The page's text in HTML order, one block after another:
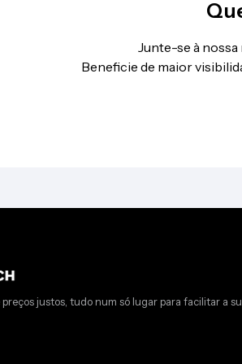
Junte-se à
Beneficie de maior
justos, tudo num só lugar para facilitar a